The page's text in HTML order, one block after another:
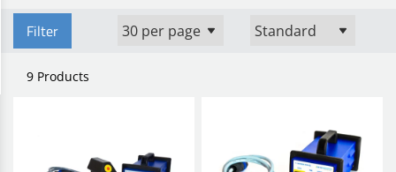
Filter
9 Products